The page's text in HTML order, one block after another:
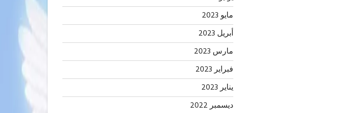
مايو 2023
أبريل 2023
مارس 2023
فبراير 2023
يناير 2023
ديسمبر 2022